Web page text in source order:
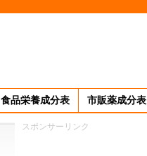
食品栄養成分表 市販薬成分表
スポンサーリンク